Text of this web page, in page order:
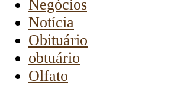
Negócios
Notícia
Obituário
obtuário
Olfato